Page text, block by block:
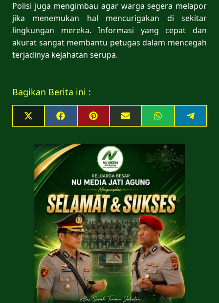
Polisi juga mengimbau agar warga segera melapor
jika menemukan hal mencurigakan di sekitar
lingkungan mereka. Informasi yang cepat dan
akurat sangat membantu petugas dalam mencegah
terjadinya kejahatan serupa.
Bagikan Berita ini :